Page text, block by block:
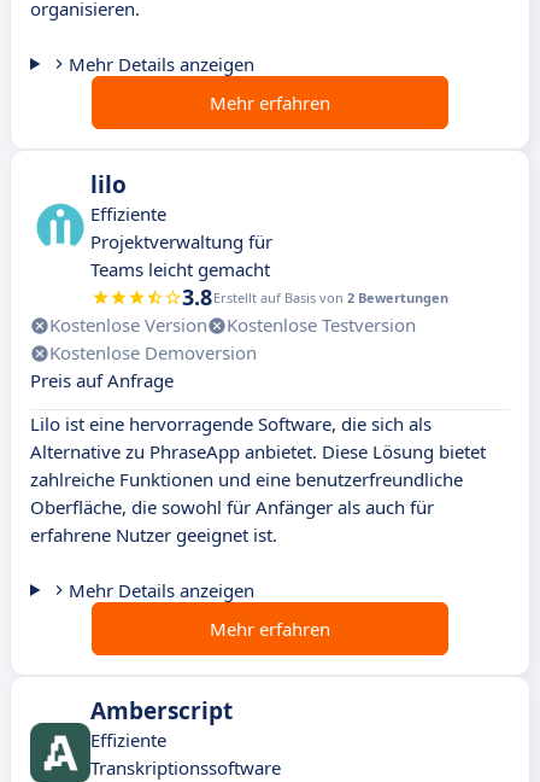
organisieren.
Mehr Details anzeigen
Mehr erfahren
lilo
Effiziente
Projektverwaltung für
Teams leicht gemacht
3.8Erstellt auf Basis von 2 Bewertungen
Kostenlose Version
Kostenlose Testversion
Kostenlose Demoversion
Preis auf Anfrage
Lilo ist eine hervorragende Software, die sich als
Alternative zu PhraseApp anbietet. Diese Lösung bietet
zahlreiche Funktionen und eine benutzerfreundliche
Oberfläche, die sowohl für Anfänger als auch für
erfahrene Nutzer geeignet ist.
Mehr Details anzeigen
Mehr erfahren
Amberscript
Effiziente
Transkriptionssoftware